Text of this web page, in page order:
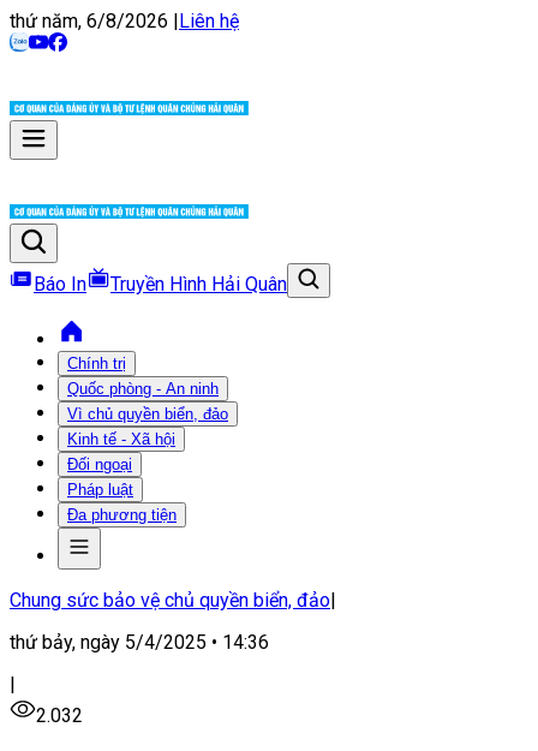
thứ năm, 6/8/2026 |Liên hệ
Báo In Truyền Hình Hải Quân
Chính trị
Quốc phòng - An ninh
Vì chủ quyền biển, đảo
Kinh tế - Xã hội
Đối ngoại
Pháp luật
Đa phương tiện
Chung sức bảo vệ chủ quyền biển, đảo|
thứ bảy, ngày 5/4/2025 • 14:36
|
2.032